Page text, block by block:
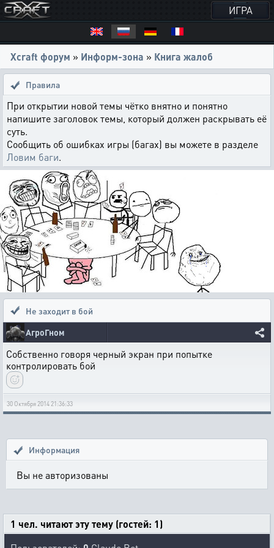
ИГРА
Xcraft форум » Информ-зона » Книга жалоб
Правила
При открытии новой темы чётко внятно и понятно
напишите заголовок темы, который должен раскрывать её
суть.
Сообщить об ошибках игры (багах) вы можете в разделе
Ловим баги.
Не заходит в бой
АгроГном
Собственно говоря черный экран при попытке
контролировать бой
30 Октября 2014 21:36:33
Информация
Вы не авторизованы
1 чел. читают эту тему (гостей: 1)